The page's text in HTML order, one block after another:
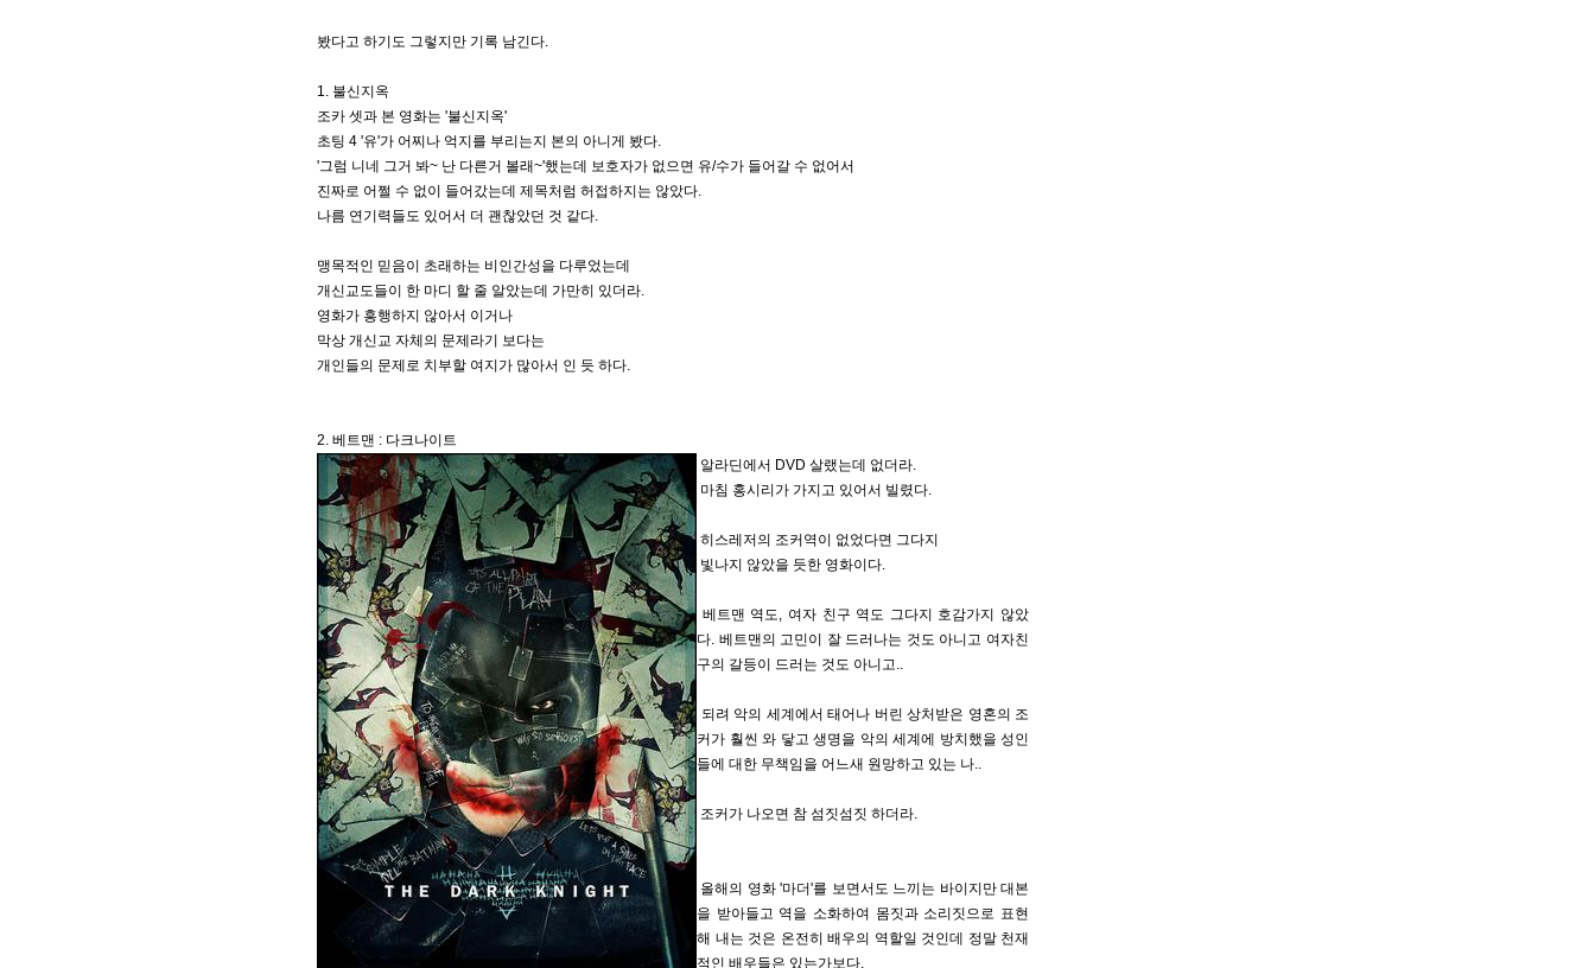
봤다고 하기도 그렇지만 기록 남긴다.
1. 불신지옥
조카 셋과 본 영화는 '불신지옥'
초팅 4 '유'가 어찌나 억지를 부리는지 본의 아니게 봤다.
'그럼 니네 그거 봐~ 난 다른거 볼래~'했는데 보호자가 없으면 유/수가 들어갈 수 없어서
진짜로 어쩔 수 없이 들어갔는데 제목처럼 허접하지는 않았다.
나름 연기력들도 있어서 더 괜찮았던 것 같다.
맹목적인 믿음이 초래하는 비인간성을 다루었는데
개신교도들이 한 마디 할 줄 알았는데 가만히 있더라.
영화가 흥행하지 않아서 이거나
막상 개신교 자체의 문제라기 보다는
개인들의 문제로 치부할 여지가 많아서 인 듯 하다.
2. 베트맨 : 다크나이트
알라딘에서 DVD 살랬는데 없더라.
마침 홍시리가 가지고 있어서 빌렸다.
히스레저의 조커역이 없었다면 그다지
빛나지 않았을 듯한 영화이다.
베트맨 역도, 여자 친구 역도 그다지 호감가지 않았
다. 베트맨의 고민이 잘 드러나는 것도 아니고 여자친
구의 갈등이 드러는 것도 아니고..
되려 악의 세계에서 태어나 버린 상처받은 영혼의 조
커가 훨씬 와 닿고 생명을 악의 세계에 방치했을 성인
들에 대한 무책임을 어느새 원망하고 있는 나..
조커가 나오면 참 섬짓섬짓 하더라.
올해의 영화 '마더'를 보면서도 느끼는 바이지만 대본
을 받아들고 역을 소화하여 몸짓과 소리짓으로 표현
해 내는 것은 온전히 배우의 역할일 것인데 정말 천재
적인 배우들은 있는가보다.